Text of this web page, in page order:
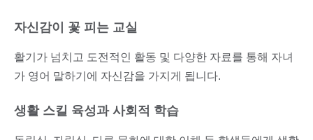
자신감이 꽃 피는 교실
활기가 넘치고 도전적인 활동 및 다양한 자료를 통해 자녀
가 영어 말하기에 자신감을 가지게 됩니다.
생활 스킬 육성과 사회적 학습